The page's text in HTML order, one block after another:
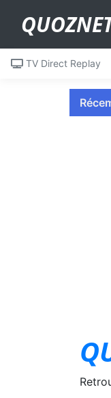
TV Direct Replay